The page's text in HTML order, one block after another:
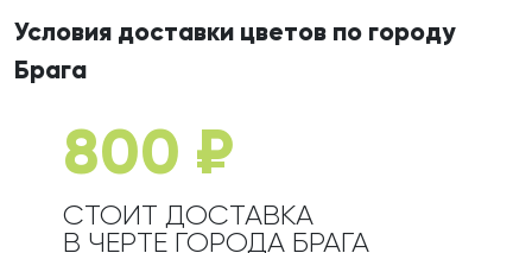
Условия доставки цветов по городу
Брага
800 ₽
СТОИТ ДОСТАВКА
В ЧЕРТЕ ГОРОДА БРАГА